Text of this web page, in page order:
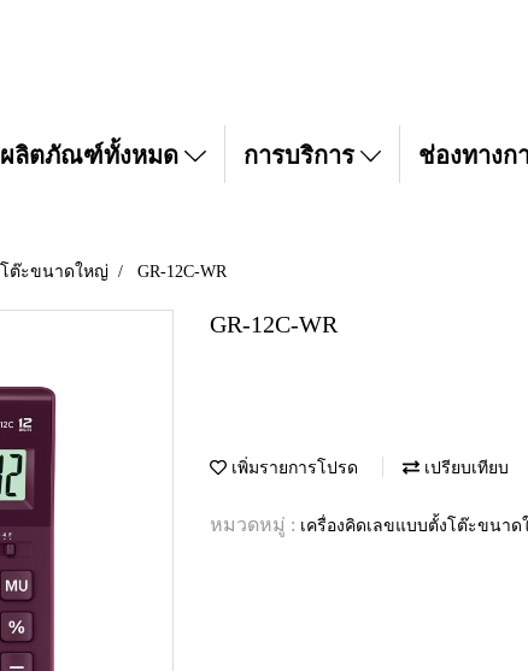
ผลิตภัณฑ์ทั้งหมด การบริการ ช่องทางก
โต๊ะขนาดใหญ่ GR-12C-WR
GR-12C-WR
เพิ่มรายการโปรด เปรียบเทียบ
หมวดหมู่ : เครื่องคิดเลขแบบตั้งโต๊ะขนาด